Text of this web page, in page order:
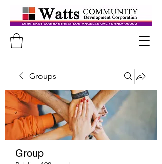
Groups
Group